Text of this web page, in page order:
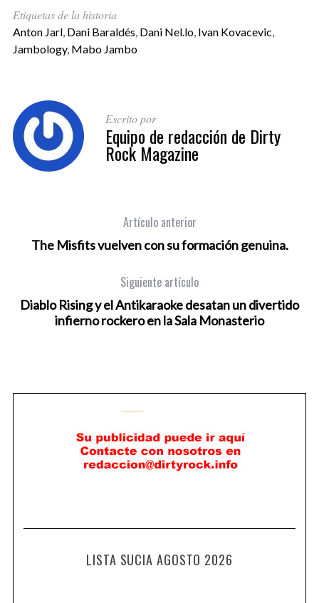
Etiquetas de la historia
Anton Jarl, Dani Baraldés Dani Nel.lo, Ivan Kovacevic
Jambology, Mabo Jambo
Escrito por
Equipo de redacción de Dirty
Rock Magazine
Artículo anterior
The Misfits vuelven con su formación genuina.
Siguiente artículo
Diablo Rising y el Antikaraoke desatan un divertido
infierno rockero en la Sala Monasterio
LISTA SUCIA AGOSTO 2026